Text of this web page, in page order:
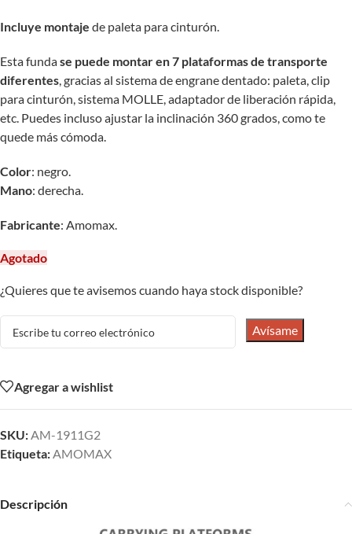
Incluye montaje de paleta para cinturón.
Esta fundase puede montar en 7 plataformas de transporte
diferentes, gracias al sistema de engrane dentado: paleta, clip
para cinturón, sistema MOLLE, adaptador de liberación rápida,
etc. Puedes incluso ajustar la inclinación 360 grados, como te
quede más cómoda.
Color: negro.
Mano: derecha.
Fabricante: Amomax.
Agotado
¿Quieres que te avisemos cuando haya stock disponible?
Avísame
Agregar a wishlist
SKU:AM-1911G2
Etiqueta:AMOMAX
Descripción